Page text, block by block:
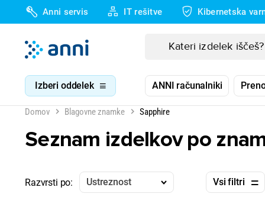
Anni servis IT rešitve Kibernetska
Izberi oddelek ANNI računalniki
Domov Blagovne znamke Sapphire
Seznam izdelkov po
Razvrsti po: Ustreznost Vsi filtri